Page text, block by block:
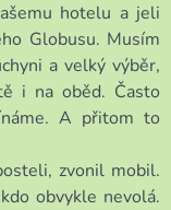
hotelu a jeli
Globusu. Musím
a velký výběr,
i na oběd. Často
A přitom to
zvonil mobil.
obvykle nevolá.